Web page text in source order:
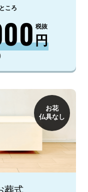
ころ
円
税抜
）
お花
仏具なし
葬式